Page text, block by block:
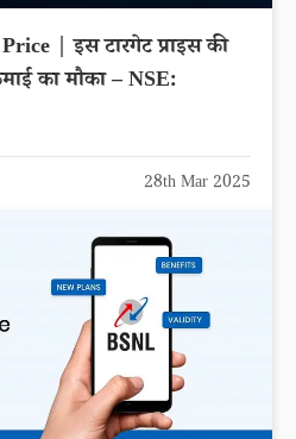
| इस टारगेट प्राइस की
का मौका – NSE:
28th Mar 2025